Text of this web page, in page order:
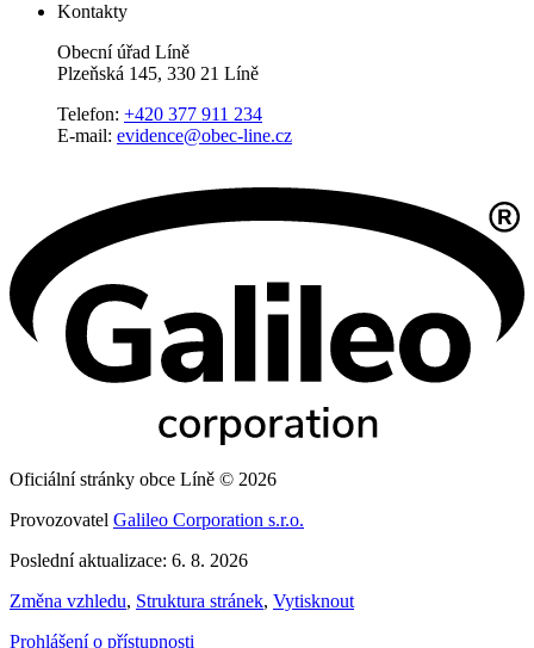
Kontakty
Obecní úřad Líně
Plzeňská 145, 330 21 Líně
Telefon: +420 377 911 234
E-mail: evidence@obec-line.cz
Oficiální stránky obce Líně © 2026
Provozovatel Galileo Corporation s.r.o.
Poslední aktualizace: 6. 8. 2026
Změna vzhledu, Struktura stránek, Vytisknout
Prohlášení o přístupnosti